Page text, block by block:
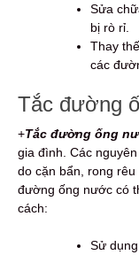
Sửa
bị rò rỉ.
Thay
các
Tắc đường
+Tắc đường ống
gia đình. Các
do cặn bẩn, rong
đường ống nước có
cách:
Sử